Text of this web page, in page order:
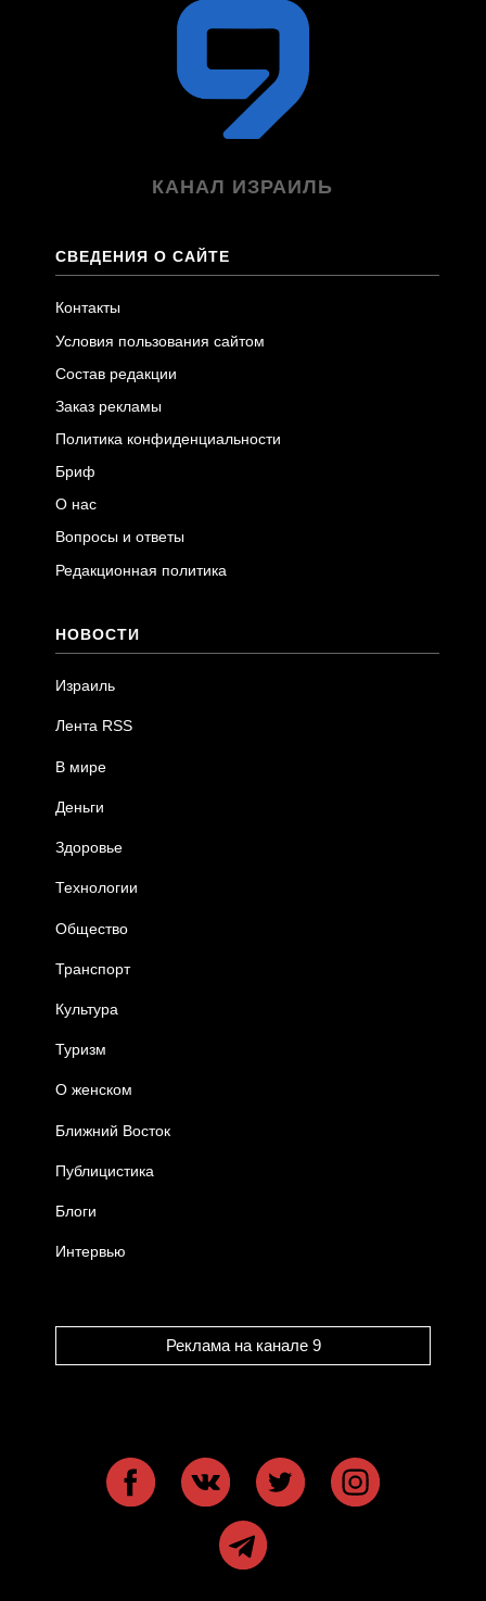
КАНАЛ ИЗРАИЛЬ
СВЕДЕНИЯ О САЙТЕ
Контакты
Условия пользования сайтом
Состав редакции
Заказ рекламы
Политика конфиденциальности
Бриф
О нас
Вопросы и ответы
Редакционная политика
НОВОСТИ
Израиль
Лента RSS
В мире
Деньги
Здоровье
Технологии
Общество
Транспорт
Культура
Туризм
О женском
Ближний Восток
Публицистика
Блоги
Интервью
Реклама на канале 9